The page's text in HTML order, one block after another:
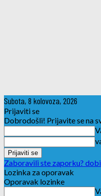
Subota, 8 kolovoza, 2026
Prijaviti se
Dobrodošli! Prijavite se na
Zaboravili ste zaporku?
Lozinka za oporavak
Oporavak lozinke